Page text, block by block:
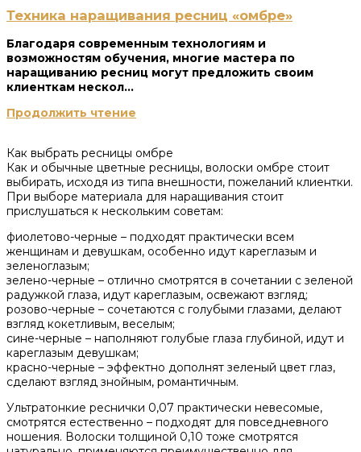
Техника наращивания ресниц «омбре»
Благодаря современным технологиям и
возможностям обучения, многие мастера по
наращиванию ресниц могут предложить своим
клиенткам нескол...
Продолжить чтение
Как выбрать ресницы омбре
Как и обычные цветные ресницы, волоски омбре стоит
выбирать, исходя из типа внешности, пожеланий клиентки.
При выборе материала для наращивания стоит
прислушаться к нескольким советам:
фиолетово-черные – подходят практически всем
женщинам и девушкам, особенно идут кареглазым и
зеленоглазым;
зелено-черные – отлично смотрятся в сочетании с зеленой
радужкой глаза, идут кареглазым, освежают взгляд;
розово-черные – сочетаются с голубыми глазами, делают
взгляд кокетливым, веселым;
сине-черные – наполняют голубые глаза глубиной, идут и
кареглазым девушкам;
красно-черные – эффектно дополнят зеленый цвет глаз,
сделают взгляд знойным, романтичным.
Ультратонкие реснички 0,07 практически невесомые,
смотрятся естественно – подходят для повседневного
ношения. Волоски толщиной 0,10 тоже смотрятся